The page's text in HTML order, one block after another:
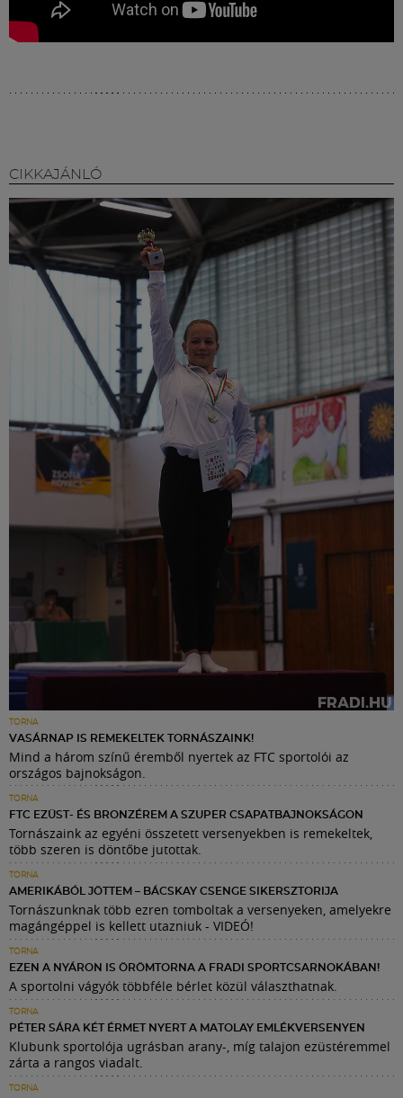
CIKKAJÁNLÓ
TORNA
VASÁRNAP IS REMEKELTEK TORNÁSZAINK!
Mind a három színű éremből nyertek az FTC sportolói az
országos bajnokságon.
TORNA
FTC EZÜST- ÉS BRONZÉREM A SZUPER CSAPATBAJNOKSÁGON
Tornászaink az egyéni összetett versenyekben is remekeltek,
több szeren is döntőbe jutottak.
TORNA
AMERIKÁBÓL JÖTTEM – BÁCSKAY CSENGE SIKERSZTORIJA
Tornászunknak több ezren tomboltak a versenyeken, amelyekre
magángéppel is kellett utazniuk - VIDEÓ!
TORNA
EZEN A NYÁRON IS ÖRÖMTORNA A FRADI SPORTCSARNOKÁBAN!
A sportolni vágyók többféle bérlet közül választhatnak.
TORNA
PÉTER SÁRA KÉT ÉRMET NYERT A MATOLAY EMLÉKVERSENYEN
Klubunk sportolója ugrásban arany-, míg talajon ezüstéremmel
zárta a rangos viadalt.
TORNA